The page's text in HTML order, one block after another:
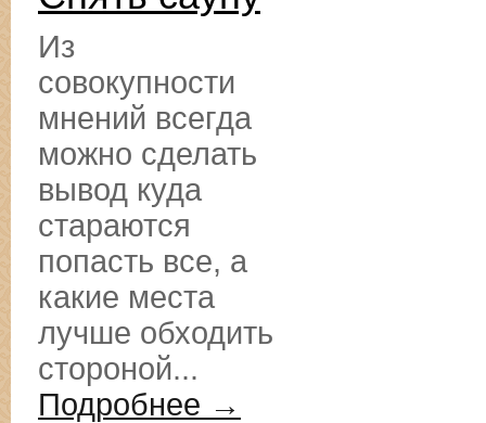
Из
совокупности
мнений всегда
можно сделать
вывод куда
стараются
попасть все, а
какие места
лучше обходить
стороной...
Подробнее →